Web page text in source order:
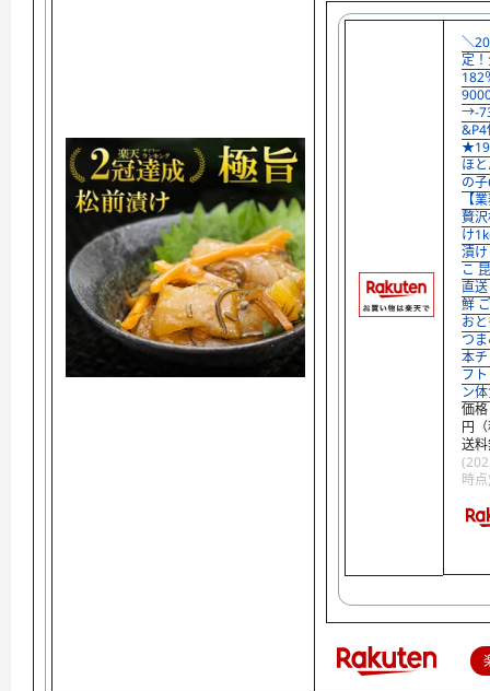
＼
定
182
→-
&P4
ほ
の
【
贅
け
漬
こ
直
鮮
お
つ
本
フ
ン
価
円
送
時